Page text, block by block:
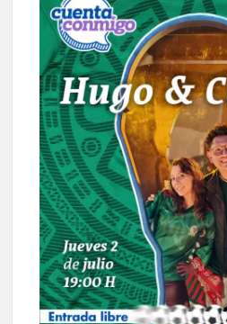
celebrarse en Delicias
Amplía Biblioteca Central “Carlos
actividades gratuitas para este